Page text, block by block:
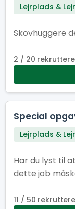
Lejrplads &
Skovhuggere
2 / 20
Special
Lejrplads &
Har du lyst til
dette job
11 / 50